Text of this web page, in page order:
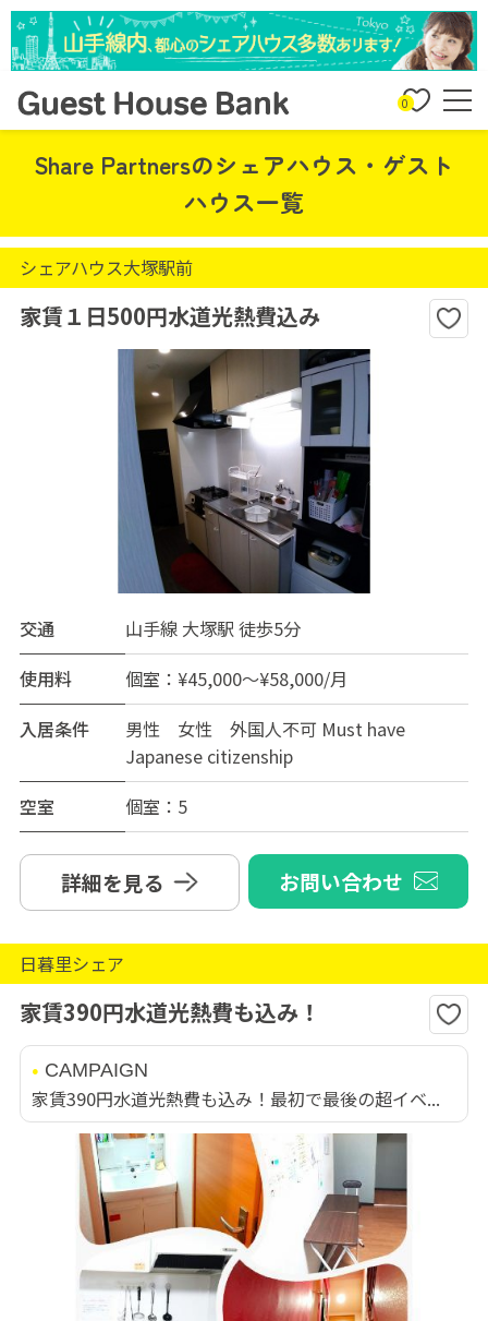
0
Share Partnersのシェアハウス・ゲスト
ハウス一覧
シェアハウス大塚駅前
家賃１日500円水道光熱費込み
交通
山手線 大塚駅 徒歩5分
使用料
個室：¥45,000～¥58,000/月
入居条件
男性 女性 外国人不可 Must have
Japanese citizenship
空室
個室：5
詳細を見る お問い合わせ
日暮里シェア
家賃390円水道光熱費も込み！
CAMPAIGN
家賃390円水道光熱費も込み！最初で最後の超イベ...